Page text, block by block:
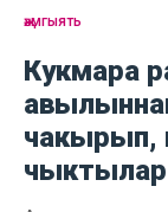
җәмгыять
Кукмара
чакырып,
чыктылар